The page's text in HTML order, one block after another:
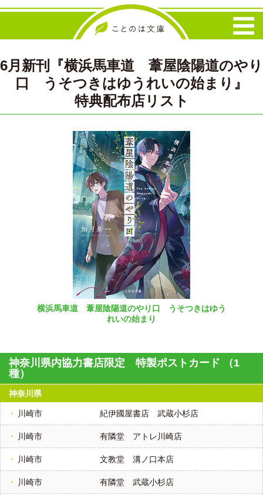
6月新刊『横浜馬車道 葦屋陰陽道のやり
口 うそつきはゆうれいの始まり』
特典配布店リスト
横浜馬車道 葦屋陰陽道のやり口 うそつきはゆう
れいの始まり
神奈川県内協力書店限定 特製ポストカード （1
種）
神奈川県
川崎市 紀伊國屋書店 武蔵小杉店
川崎市 有隣堂 アトレ川崎店
川崎市 文教堂 溝ノ口本店
川崎市 有隣堂 武蔵小杉店